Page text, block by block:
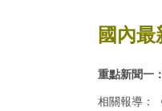
國內最
重點新聞一
相關報導：